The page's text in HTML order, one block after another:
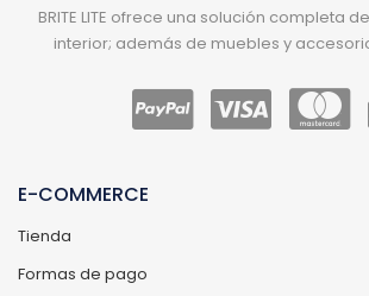
BRITE LITE ofrece una solución completa
interior; además de muebles y
E-COMMERCE
Tienda
Formas de pago